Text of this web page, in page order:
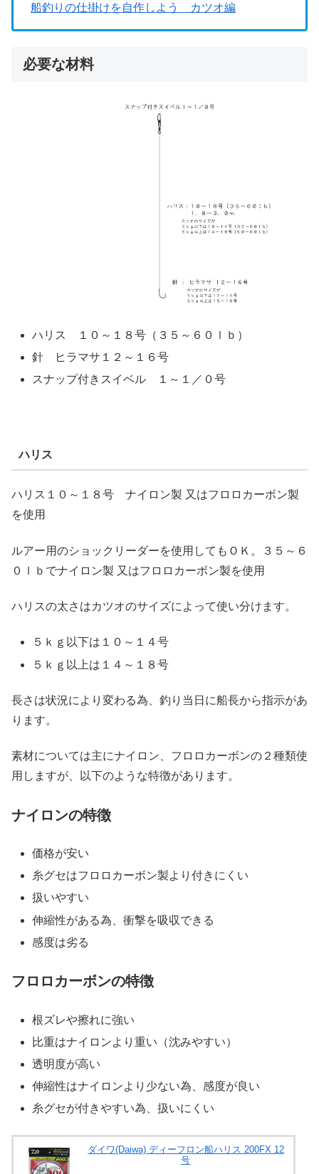
船釣りの仕掛けを自作しよう カツオ編
必要な材料
ハリス １０～１８号（３５～６０ｌｂ）
針 ヒラマサ１２～１６号
スナップ付きスイベル １～１／０号
ハリス
ハリス１０～１８号 ナイロン製 又はフロロカーボン製
を使用
ルアー用のショックリーダーを使用してもＯＫ。３５～６
０ｌｂでナイロン製 又はフロロカーボン製を使用
ハリスの太さはカツオのサイズによって使い分けます。
５ｋｇ以下は１０～１４号
５ｋｇ以上は１４～１８号
長さは状況により変わる為、釣り当日に船長から指示があ
ります。
素材については主にナイロン、フロロカーボンの２種類使
用しますが、以下のような特徴があります。
ナイロンの特徴
価格が安い
糸グセはフロロカーボン製より付きにくい
扱いやすい
伸縮性がある為、衝撃を吸収できる
感度は劣る
フロロカーボンの特徴
根ズレや擦れに強い
比重はナイロンより重い（沈みやすい）
透明度が高い
伸縮性はナイロンより少ない為、感度が良い
糸グセが付きやすい為、扱いにくい
ダイワ(Daiwa) ディーフロン船ハリス 200FX 12
号